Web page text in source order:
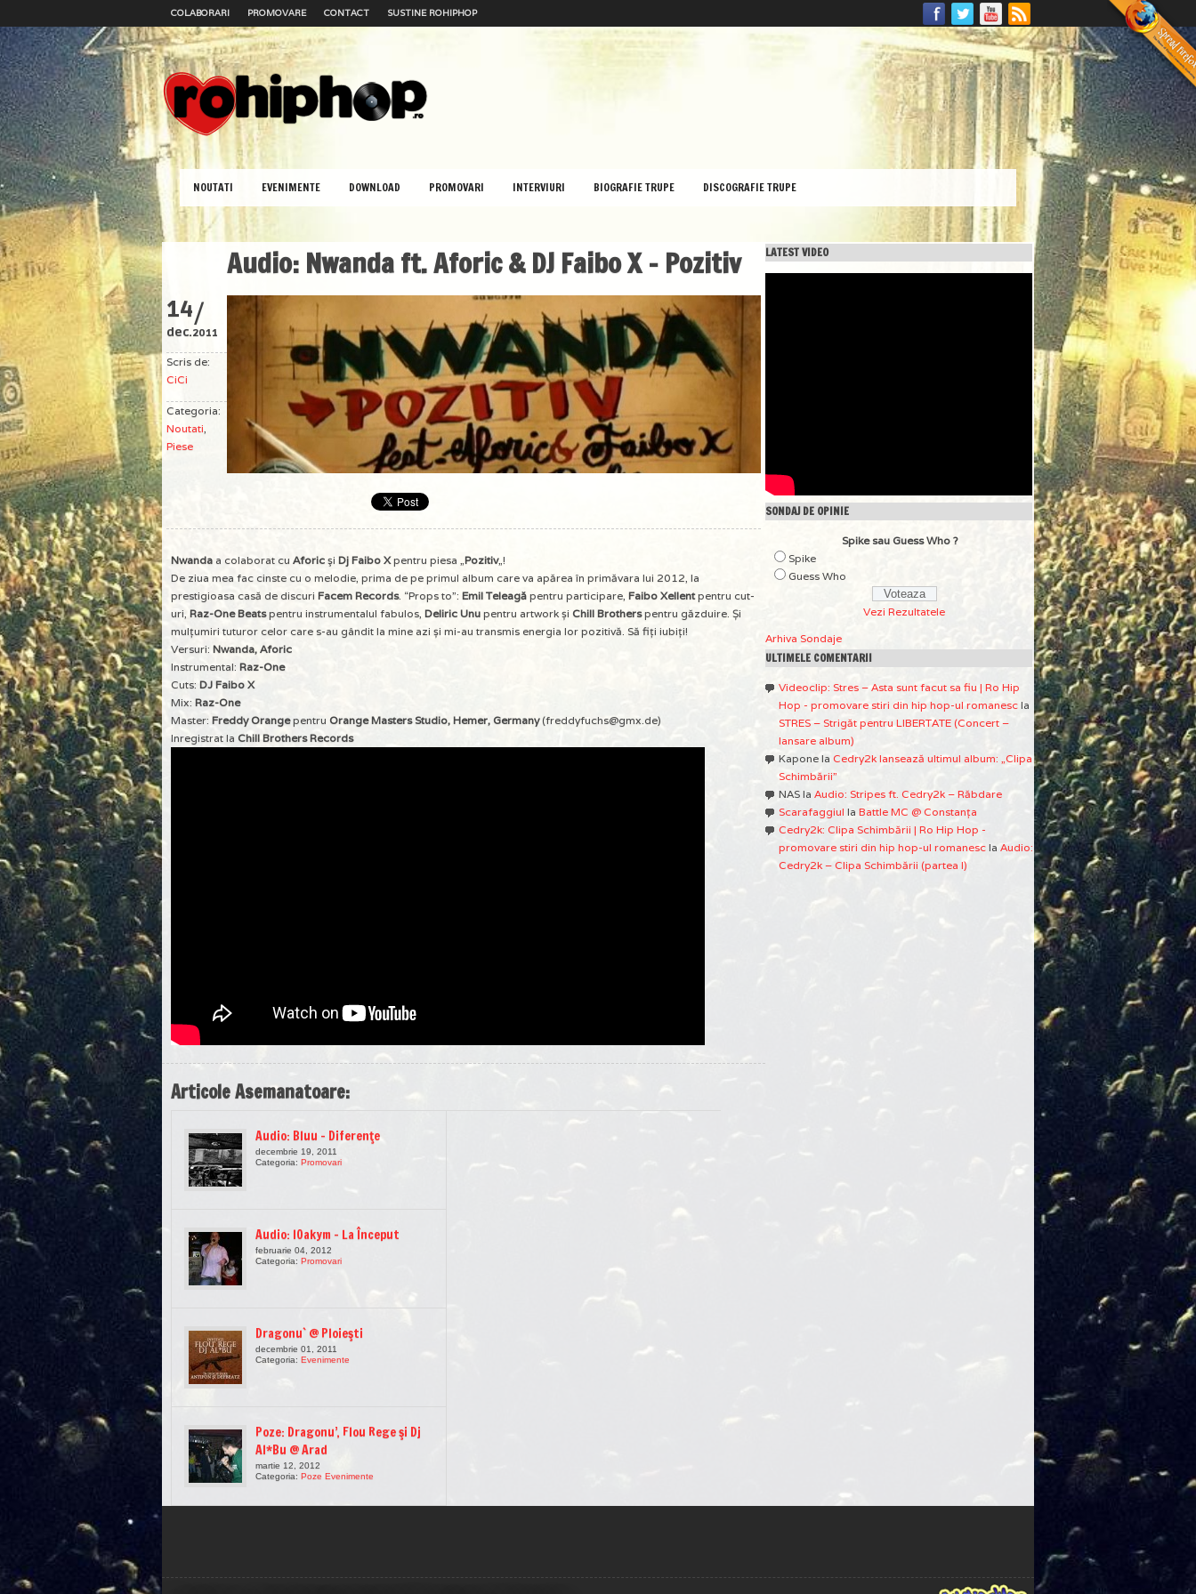
COLABORARI PROMOVARE CONTACT SUSTINE ROHIPHOP
NOUTATI EVENIMENTE DOWNLOAD PROMOVARI INTERVIURI BIOGRAFIE TRUPE DISCOGRAFIE TRUPE
Audio: Nwanda ft. Aforic & DJ Faibo X – Pozitiv
14/
dec.2011
Scris de:
CiCi
Categoria:
Noutati,
Piese
Nwanda a colaborat cu Aforic şi Dj Faibo Xpentru piesa „Pozitiv„!
De ziua mea fac cinste cu o melodie, prima de pe primul album care va apărea în primăvara lui 2012, la
prestigioasa casă de discuri Facem Records. “Props to”: Emil Teleagă pentru participare, Faibo Xellentpentru cut-
uri, Raz-One Beatspentru instrumentalul fabulos, Deliric Unu pentru artwork și Chill Brotherspentru găzduire. Și
mulțumiri tuturor celor care s-au gândit la mine azi și mi-au transmis energia lor pozitivă. Să fiți iubiți!
Versuri: Nwanda, Aforic
Instrumental: Raz-One
Cuts: DJ Faibo X
Mix: Raz-One
Master: Freddy Orangepentru Orange Masters Studio, Hemer, Germany(freddyfuchs@gmx.de)
Inregistrat la Chill Brothers Records
Articole Asemanatoare:
Audio: Bluu – Diferenţe
decembrie 19, 2011
Categoria: Promovari
Audio: I0akym – La Început
februarie 04, 2012
Categoria: Promovari
Dragonu` @ Ploieşti
decembrie 01, 2011
Categoria: Evenimente
Poze: Dragonu’, Flou Rege şi Dj
Al*Bu @ Arad
martie 12, 2012
Categoria: Poze Evenimente
LATEST VIDEO
SONDAJ DE OPINIE
Spike sau Guess Who ?
Spike
Guess Who
Vezi Rezultatele
Arhiva Sondaje
ULTIMELE COMENTARII
Videoclip: Stres – Asta sunt facut sa fiu | Ro Hip
Hop - promovare stiri din hip hop-ul romanesc la
STRES – Strigăt pentru LIBERTATE (Concert –
lansare album)
Kapone la Cedry2k lansează ultimul album: „Clipa
Schimbării”
NAS la Audio: Stripes ft. Cedry2k – Răbdare
Scarafaggiul la Battle MC @ Constanţa
Cedry2k: Clipa Schimbării | Ro Hip Hop -
promovare stiri din hip hop-ul romanesc la Audio:
Cedry2k – Clipa Schimbării (partea I)